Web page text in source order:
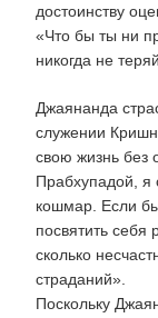
достоинству
«Что бы ты ни
никогда не
Джаянанда
служении
свою жизнь
Прабхупадой, я
кошмар. Если
посвятить себя
сколько
страданий».
Поскольку